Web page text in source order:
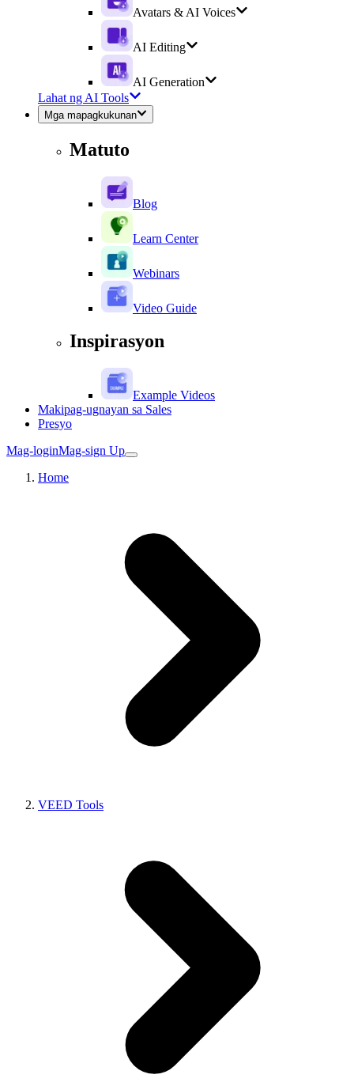
Avatars & AI Voices
AI Editing
AI Generation
Lahat ng AI Tools
Mga mapagkukunan
Matuto
Blog
Learn Center
Webinars
Video Guide
Inspirasyon
Example Videos
Makipag-ugnayan sa Sales
Presyo
Mag-loginMag-sign Up
Home
VEED Tools